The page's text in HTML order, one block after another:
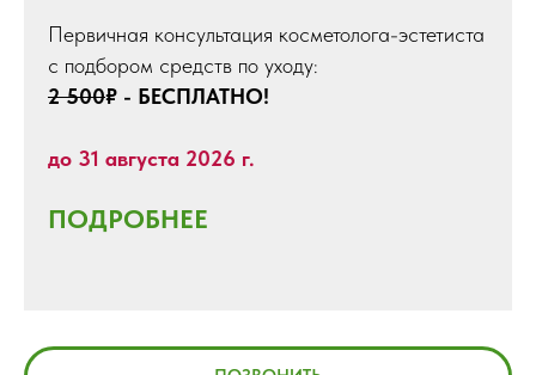
Первичная консультация косметолога-эстетиста
с подбором средств по уходу:
2 500₽ - БЕСПЛАТНО!
до 31 августа 2026 г.
ПОДРОБНЕЕ